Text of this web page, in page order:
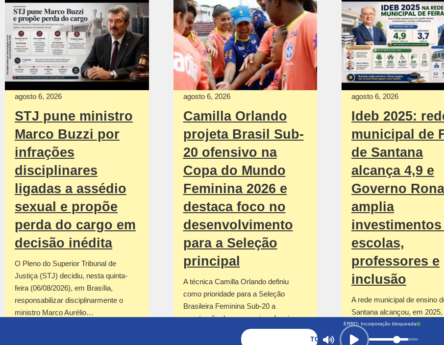
agosto 6, 2026
STJ pune ministro
Marco Buzzi por
infrações
disciplinares
ligadas a assédio
sexual e propõe
perda do cargo em
decisão inédita
O Pleno do Superior Tribunal de
Justiça (STJ) decidiu, nesta quinta-
feira (06/08/2026), em Brasília,
responsabilizar disciplinarmente o
ministro Marco Aurélio…
agosto 6, 2026
Camilla Orlando
projeta Brasil Sub-
20 ofensivo na
Copa do Mundo
Feminina 2026 e
destaca foco no
desenvolvimento
para a Seleção
principal
A técnica Camilla Orlando definiu
como prioridade para a Seleção
Brasileira Feminina Sub-20 a
construção de uma equipe ofensiva
agosto 6, 2026
Ideb 2025:
municipal de
de Santana
alcança 4,9 e
Governo
amplia
investimentos
escolas,
professores e
inclusão
A rede municipal de ensino
Santana alcançou, em
resultado de sua série
recente…
ERRO: Incorporação bloqueada
TOCANDO AGORA